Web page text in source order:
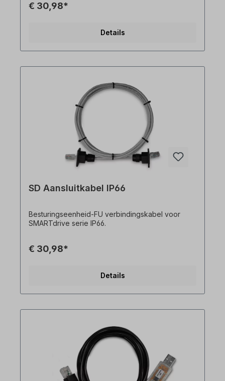
€ 30,98*
Details
SD Aansluitkabel IP66
Besturingseenheid-FU verbindingskabel voor
SMARTdrive serie IP66.
€ 30,98*
Details